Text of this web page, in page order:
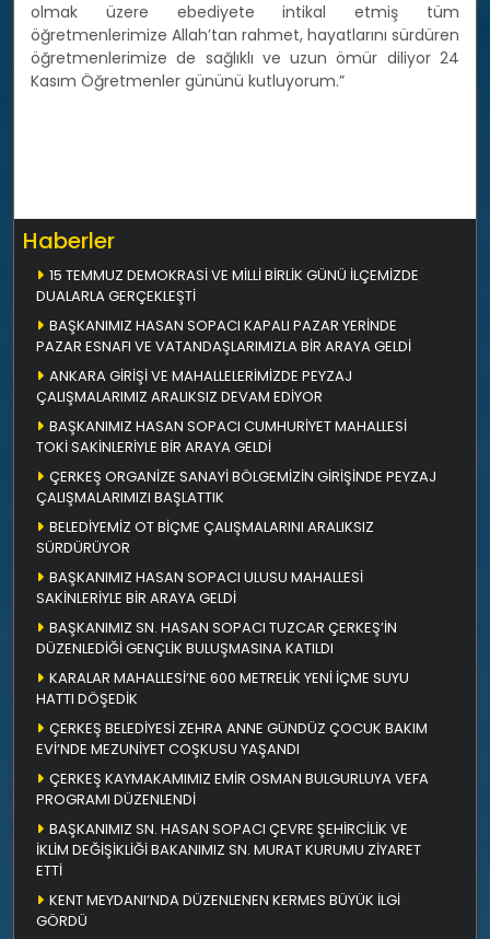
Haberler
15 TEMMUZ DEMOKRASİ VE MİLLİ BİRLİK GÜNÜ İLÇEMİZDE
DUALARLA GERÇEKLEŞTİ
BAŞKANIMIZ HASAN SOPACI KAPALI PAZAR YERİNDE
PAZAR ESNAFI VE VATANDAŞLARIMIZLA BİR ARAYA GELDİ
ANKARA GİRİŞİ VE MAHALLELERİMİZDE PEYZAJ
ÇALIŞMALARIMIZ ARALIKSIZ DEVAM EDİYOR
BAŞKANIMIZ HASAN SOPACI CUMHURİYET MAHALLESİ
TOKİ SAKİNLERİYLE BİR ARAYA GELDİ
ÇERKEŞ ORGANİZE SANAYİ BÖLGEMİZİN GİRİŞİNDE PEYZAJ
ÇALIŞMALARIMIZI BAŞLATTIK
BELEDİYEMİZ OT BİÇME ÇALIŞMALARINI ARALIKSIZ
SÜRDÜRÜYOR
BAŞKANIMIZ HASAN SOPACI ULUSU MAHALLESİ
SAKİNLERİYLE BİR ARAYA GELDİ
BAŞKANIMIZ SN. HASAN SOPACI TUZCAR ÇERKEŞ’İN
DÜZENLEDİĞİ GENÇLİK BULUŞMASINA KATILDI
KARALAR MAHALLESİ’NE 600 METRELİK YENİ İÇME SUYU
HATTI DÖŞEDİK
ÇERKEŞ BELEDİYESİ ZEHRA ANNE GÜNDÜZ ÇOCUK BAKIM
EVİ’NDE MEZUNİYET COŞKUSU YAŞANDI
ÇERKEŞ KAYMAKAMIMIZ EMİR OSMAN BULGURLUYA VEFA
PROGRAMI DÜZENLENDİ
BAŞKANIMIZ SN. HASAN SOPACI ÇEVRE ŞEHİRCİLİK VE
İKLİM DEĞİŞİKLİĞİ BAKANIMIZ SN. MURAT KURUMU ZİYARET
ETTİ
KENT MEYDANI’NDA DÜZENLENEN KERMES BÜYÜK İLGİ
GÖRDÜ
olmak üzere ebediyete intikal etmiş tüm
öğretmenlerimize Allah’tan rahmet, hayatlarını sürdüren
öğretmenlerimize de sağlıklı ve uzun ömür diliyor 24
Kasım Öğretmenler gününü kutluyorum.”